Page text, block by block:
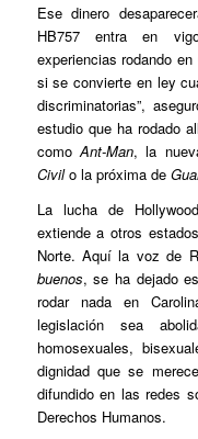
Ese dinero
HB757 entra en
experiencias rodando
si se convierte en ley
discriminatorias”,
estudio que ha rodado
como Ant-Man, la
Civilo la próxima de
La lucha de
extiende a otros
Norte. Aquí la voz de
buenos, se ha dejado
rodar nada en
legislación sea
homosexuales,
dignidad que se
difundido en las redes
Derechos Humanos.